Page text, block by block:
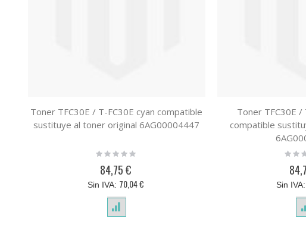
Toner TFC30E / T-FC30E cyan compatible
sustituye al toner original 6AG00004447
Rating:
84,75 €
70,04 €
Toner TFC30E /
compatible